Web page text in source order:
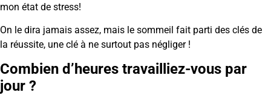
mon état de stress!
On le dira jamais assez, mais le sommeil fait parti des clés de
la réussite, une clé à ne surtout pas négliger !
Combien d’heures travailliez-vous par
jour ?